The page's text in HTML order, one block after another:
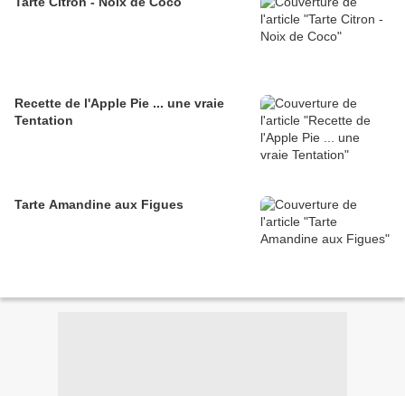
Recette de l'Apple Pie ... une vraie
Tentation
Tarte Amandine aux Figues